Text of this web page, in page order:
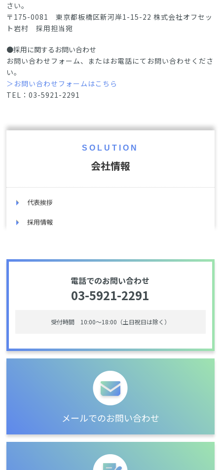
さい。
〒175-0081 東京都板橋区新河岸1-15-22 株式会社オフセッ
ト岩村 採用担当宛
●採用に関するお問い合わせ
お問い合わせフォーム、またはお電話にてお問い合わせくださ
い。
＞お問い合わせフォームはこちら
TEL：03-5921-2291
SOLUTION
会社情報
代表挨拶
採用情報
電話でのお問い合わせ
03-5921-2291
受付時間 10:00〜18:00（土日祝日は除く）
メールでのお問い合わせ